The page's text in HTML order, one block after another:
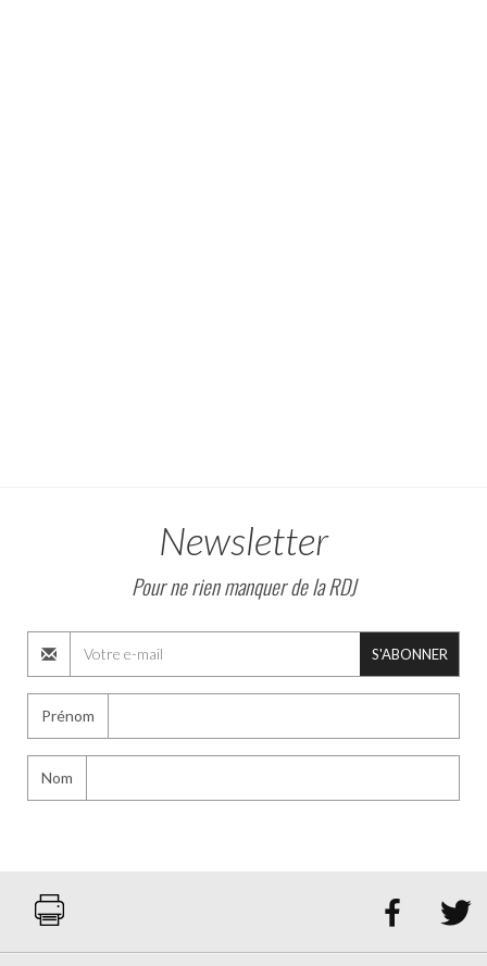
Newsletter
Pour ne rien manquer de la RDJ
S'ABONNER
Prénom
Nom
 